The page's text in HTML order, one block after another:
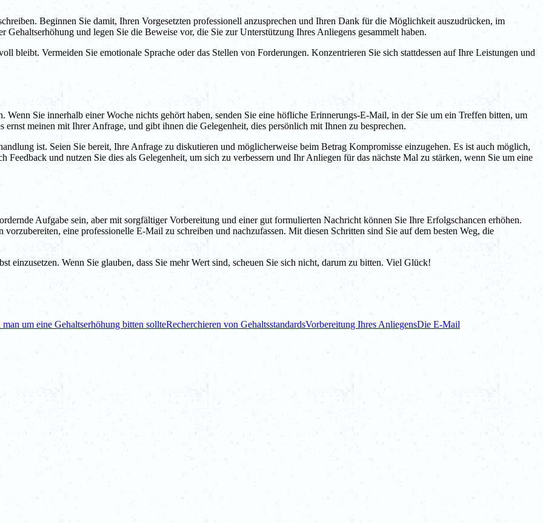
Beginnen Sie damit, Ihren Vorgesetzten professionell anzusprechen und Ihren Dank für die Möglichkeit auszudrücken, im
und legen Sie die Beweise vor, die Sie zur Unterstützung Ihres Anliegens gesammelt haben.
bleibt. Vermeiden Sie emotionale Sprache oder das Stellen von Forderungen. Konzentrieren Sie sich stattdessen auf Ihre Leistungen und
Wenn Sie innerhalb einer Woche nichts gehört haben, senden Sie eine höfliche Erinnerungs-E-Mail, in der Sie um ein Treffen bitten, um
ernst meinen mit Ihrer Anfrage, und gibt ihnen die Gelegenheit, dies persönlich mit Ihnen zu besprechen.
ist. Seien Sie bereit, Ihre Anfrage zu diskutieren und möglicherweise beim Betrag Kompromisse einzugehen. Es ist auch möglich,
Feedback und nutzen Sie dies als Gelegenheit, um sich zu verbessern und Ihr Anliegen für das nächste Mal zu stärken, wenn Sie um eine
Aufgabe sein, aber mit sorgfältiger Vorbereitung und einer gut formulierten Nachricht können Sie Ihre Erfolgschancen erhöhen.
eine professionelle E-Mail zu schreiben und nachzufassen. Mit diesen Schritten sind Sie auf dem besten Weg, die
einzusetzen. Wenn Sie glauben, dass Sie mehr Wert sind, scheuen Sie sich nicht, darum zu bitten. Viel Glück!
man um eine Gehaltserhöhung bitten sollteRecherchieren von GehaltsstandardsVorbereitung Ihres AnliegensDie E-Mail